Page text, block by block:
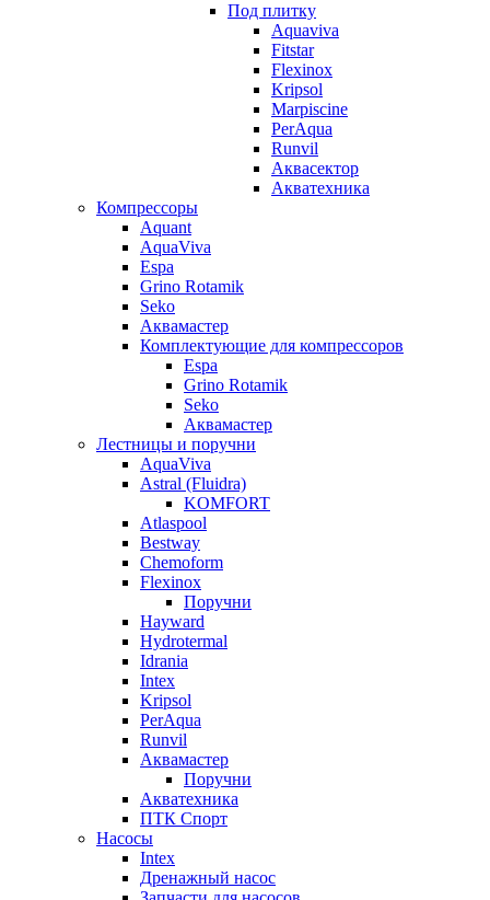
Под плитку
Aquaviva
Fitstar
Flexinox
Kripsol
Marpiscine
PerAqua
Runvil
Аквасектор
Акватехника
Компрессоры
Aquant
AquaViva
Espa
Grino Rotamik
Seko
Аквамастер
Комплектующие для компрессоров
Espa
Grino Rotamik
Seko
Аквамастер
Лестницы и поручни
AquaViva
Astral (Fluidra)
KOMFORT
Atlaspool
Bestway
Chemoform
Flexinox
Поручни
Hayward
Hydrotermal
Idrania
Intex
Kripsol
PerAqua
Runvil
Аквамастер
Поручни
Акватехника
ПТК Спорт
Насосы
Intex
Дренажный насос